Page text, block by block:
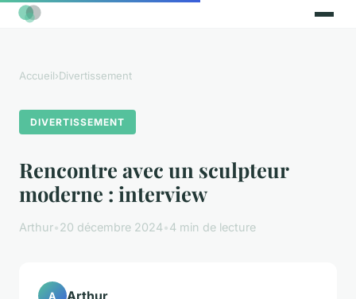
Accueil›Divertissement
DIVERTISSEMENT
Rencontre avec un sculpteur
moderne : interview
Arthur•20 décembre 2024•4 min de lecture
A Arthur